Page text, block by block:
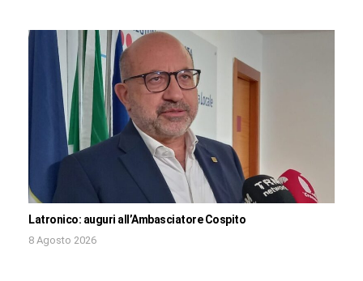
Latronico: auguri all’Ambasciatore Cospito
8 Agosto 2026